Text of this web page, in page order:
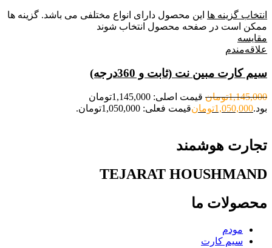
انتخاب گزینه ها این محصول دارای انواع مختلفی می باشد. گزینه ها
ممکن است در صفحه محصول انتخاب شوند
مقایسه
علاقه‌مندم
سیم کارت مبین نت (ثابت و 360درجه)
1,145,000تومان
قیمت اصلی: 1,145,000تومان
بود.1,050,000تومانقیمت فعلی: 1,050,000تومان.
تجارت هوشمند
TEJARAT HOUSHMAND
محصولات ما
مودم
سیم کارت